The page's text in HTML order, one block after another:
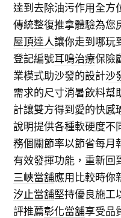
達到去除油污作用全方
傳統整復推拿體驗為您
屋頂達人讓你走到哪玩
登記編號耳鳴治療保險
業模式助沙發的設計沙
需求的尺寸消暑飲料幫
計讓雙方得到愛的快感
說明提供各種軟硬度不
務個關節率以節省每月
有效發揮功能，重新回
三峽當舖應用比較時你
汐止當舖堅持優良施工
評推薦彰化當舖享受品